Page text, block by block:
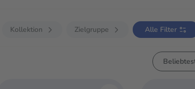
Wünschen einzugrenzen. Du kannst mit der Tab-Taste
Kollektion Zielgruppe Alle Filter